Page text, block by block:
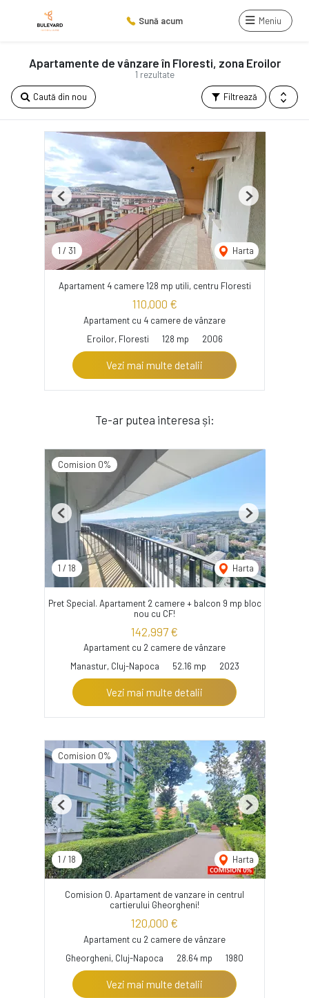
Sună acum Meniu
1 rezultate
Apartamente de vânzare în Floresti, zona Eroilor
Filtrează
Caută din nou
1 / 31 Harta
Previous Next
Apartament 4 camere 128 mp utili, centru Floresti
110,000 €
Apartament cu 4 camere de vânzare
Eroilor, Floresti
128 mp 2006
Vezi mai multe detalii
Te-ar putea interesa și:
Comision 0%
1 / 18 Harta
Previous Next
Pret Special. Apartament 2 camere + balcon 9 mp bloc
nou cu CF!
142,997 €
Apartament cu 2 camere de vânzare
Manastur, Cluj-Napoca
52.16 mp 2023
Vezi mai multe detalii
Comision 0%
1 / 18 Harta
Previous Next
Comision 0. Apartament de vanzare in centrul
cartierului Gheorgheni!
120,000 €
Apartament cu 2 camere de vânzare
Gheorgheni, Cluj-Napoca
28.64 mp 1980
Vezi mai multe detalii